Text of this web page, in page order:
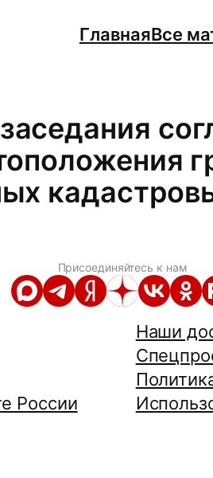
ГлавнаяВсе
Присоединяйтесь к нам
России
Наши